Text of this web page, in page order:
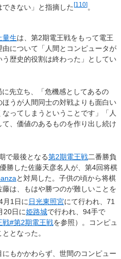
きない」と指摘した[110]。
量生は、第2期電王戦をもって電王
について「人間とコンピュータが
歴史的役割は終わった」としてい
先立ち、「危機感としてあるの
うが人間同士の対戦よりも面白い
ってしまうということです」「人
、価値のあるものを作り出し続け
で最後となる第2期電王戦二番勝負
勝した佐藤天彦名人が、第4回将棋
と対局した。子供の頃から将棋
は、もはや勝つのが難しいことを
月1日に 日光東照宮にて行われ、71
20日に姫路城で行われ、94手で
戦#第2期電王戦を参照）。コンピュ
となった。
もかかわらず、世間のコンピュー